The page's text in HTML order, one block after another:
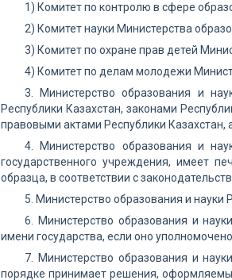
1) Комитет по контролю в сфере
2) Комитет науки Министерства
3) Комитет по охране прав детей
4) Комитет по делам молодежи
3. Министерство образования и
Республики Казахстан, законами
правовыми актами Республики
4. Министерство образования и
государственного учреждения, имеет
образца, в соответствии с
5. Министерство образования и науки
6. Министерство образования и
имени государства, если оно
7. Министерство образования и
порядке принимает решения,